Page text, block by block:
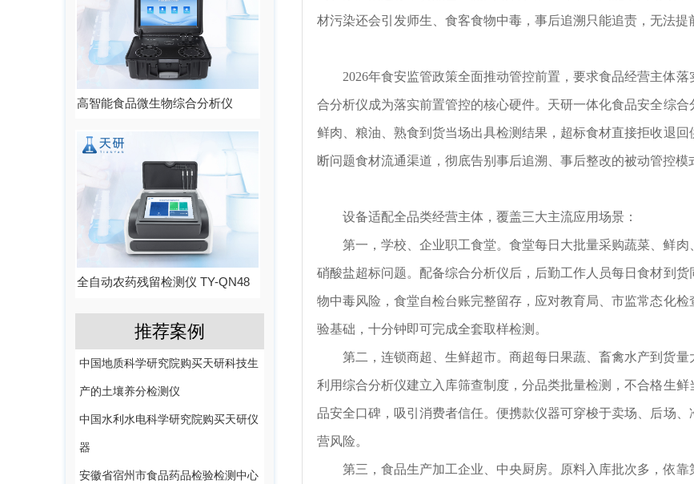
高智能食品微生物综合分析仪
全自动农药残留检测仪 TY-QN48
推荐案例
中国地质科学研究院购买天研科技生
产的土壤养分检测仪
中国水利水电科学研究院购买天研仪
器
安徽省宿州市食品药品检验检测中心
材污染还会引发师生、食客食物中毒，事后追溯只能追责，无法提
2026年食安监管政策全面推动管控前置，要求食品经营主体
合分析仪成为落实前置管控的核心硬件。天研一体化食品安全综
鲜肉、粮油、熟食到货当场出具检测结果，超标食材直接拒收退
断问题食材流通渠道，彻底告别事后追溯、事后整改的被动管控模
设备适配全品类经营主体，覆盖三大主流应用场景：
第一，学校、企业职工食堂。食堂每日大批量采购蔬菜、鲜
硝酸盐超标问题。配备综合分析仪后，后勤工作人员每日食材到
物中毒风险，食堂自检台账完整留存，应对教育局、市监常态化
验基础，十分钟即可完成全套取样检测。
第二，连锁商超、生鲜超市。商超每日果蔬、畜禽水产到货
利用综合分析仪建立入库筛查制度，分品类批量检测，不合格生
品安全口碑，吸引消费者信任。便携款仪器可穿梭于卖场、后场
营风险。
第三，食品生产加工企业、中央厨房。原料入库批次多，依